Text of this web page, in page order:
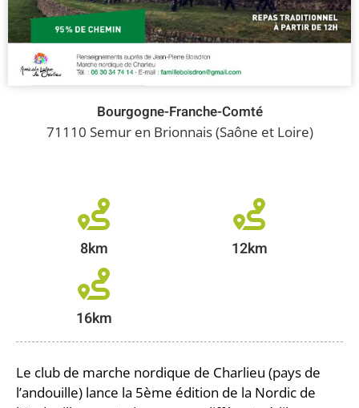
8km 12km
16km
Le club de marche nordique de Charlieu (pays de
l’andouille) lance la 5ème édition de la Nordic de
Bourgogne-Franche-Comté
71110 Semur en Brionnais (Saône et Loire)